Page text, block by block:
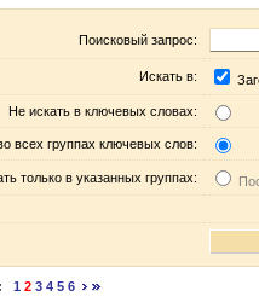
Поисковый запрос:
Искать в:
Не искать в ключевых словах:
всех группах ключевых слов:
только в указанных группах:
1 2 3 4 5 6